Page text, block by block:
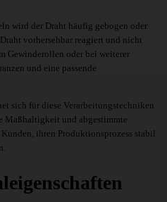
wird der Draht häufig gebogen oder
vorhersehbar reagiert und nicht
Gewinderollen oder bei weiterer
und eine passende
sich für diese Verarbeitungstechniken
Maßhaltigkeit und abgestimmte
ihren Produktionsprozess stabil